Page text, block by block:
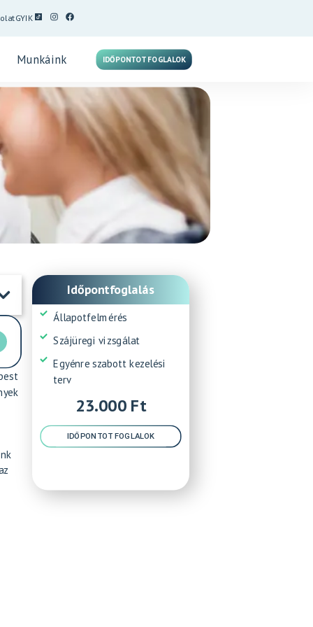
GYIK
Munkáink IDŐPONTOT FOGLALOK
Időpontfoglalás
Állapotfelmérés
Szájüregi vizsgálat
Egyénre szabott kezelési
terv
23.000 Ft
IDŐPONTOT FOGLALOK